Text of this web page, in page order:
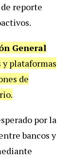
reporte
General
y plataformas
de
por la
bancos y